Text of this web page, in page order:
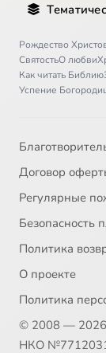
Рождество
СвятостьО любви
Как читать Библию
Успение
Договор
Регулярные
Безопасность
Политика
О проекте
Политика
© 2008 — 2026
НКО